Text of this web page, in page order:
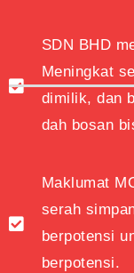
SDN BHD
Meningkat
dimilik, dan
dah bosan
Maklumat
serah
berpotensi
berpotensi.